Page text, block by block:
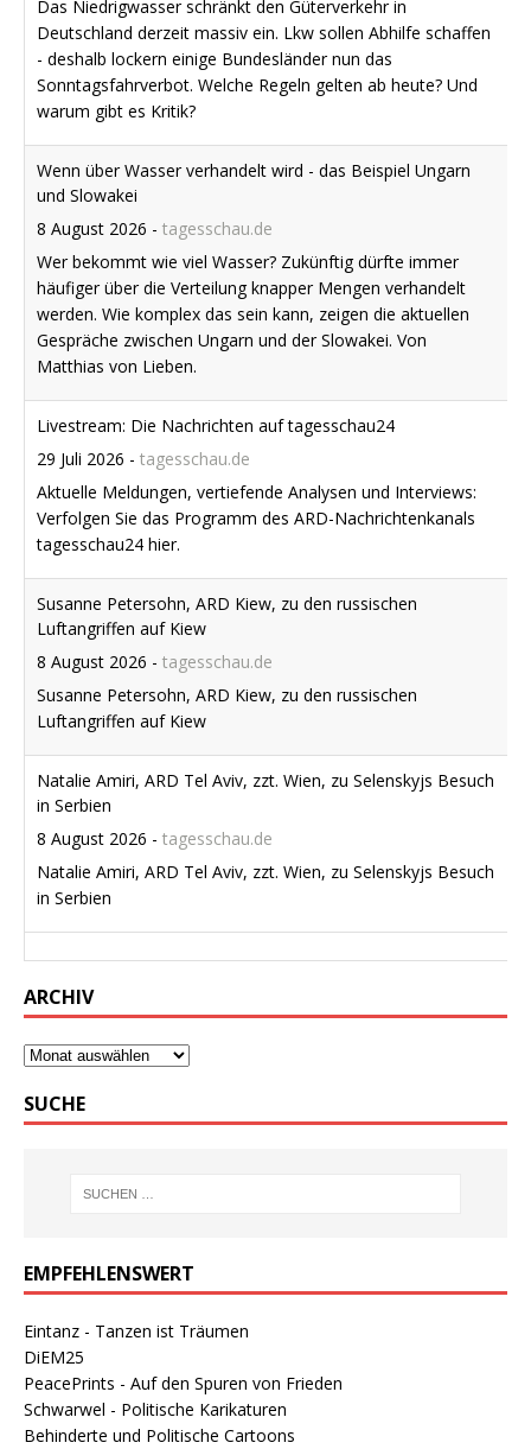
8 August 2026-tagesschau.de
Wer bekommt wie viel Wasser? Zukünftig dürfte immer
häufiger über die Verteilung knapper Mengen verhandelt
werden. Wie komplex das sein kann, zeigen die aktuellen
Gespräche zwischen Ungarn und der Slowakei. Von
Matthias von Lieben.
29 Juli 2026
tagesschau.de
Aktuelle Meldungen, vertiefende Analysen und Interviews:
Verfolgen Sie das Programm des ARD-Nachrichtenkanals
tagesschau24 hier.
Luftangriffen auf Kiew
8 August 2026
tagesschau.de
Susanne Petersohn, ARD Kiew, zu den russischen
Luftangriffen auf Kiew
8 August 2026-tagesschau.de
Natalie Amiri, ARD Tel Aviv, zzt. Wien, zu Selenskyjs Besuch
ARCHIV
SUCHE
EMPFEHLENSWERT
Eintanz - Tanzen ist Träumen
DiEM25
PeacePrints - Auf den Spuren von Frieden
Schwarwel - Politische Karikaturen
Behinderte und Politische Cartoons